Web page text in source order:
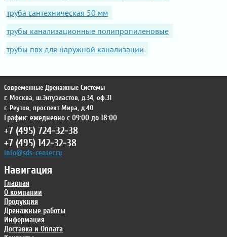
труба сантехническая 50 мм
трубы канализационные полипропиленовые
трубы пвх для наружной канализации
Навигация
Главная
О компании
Продукция
Дренажные работы
Информация
Доставка и Оплата
Современные Дренажные Системы
г. Москва, ш.Энтузиастов, д.34, оф.31
г. Реутов, проспект Мира, д.40
График: ежедневно с 09:00 до 18:00
+7 (495) 724-32-38
+7 (495) 142-32-38
info@sds-center.ru